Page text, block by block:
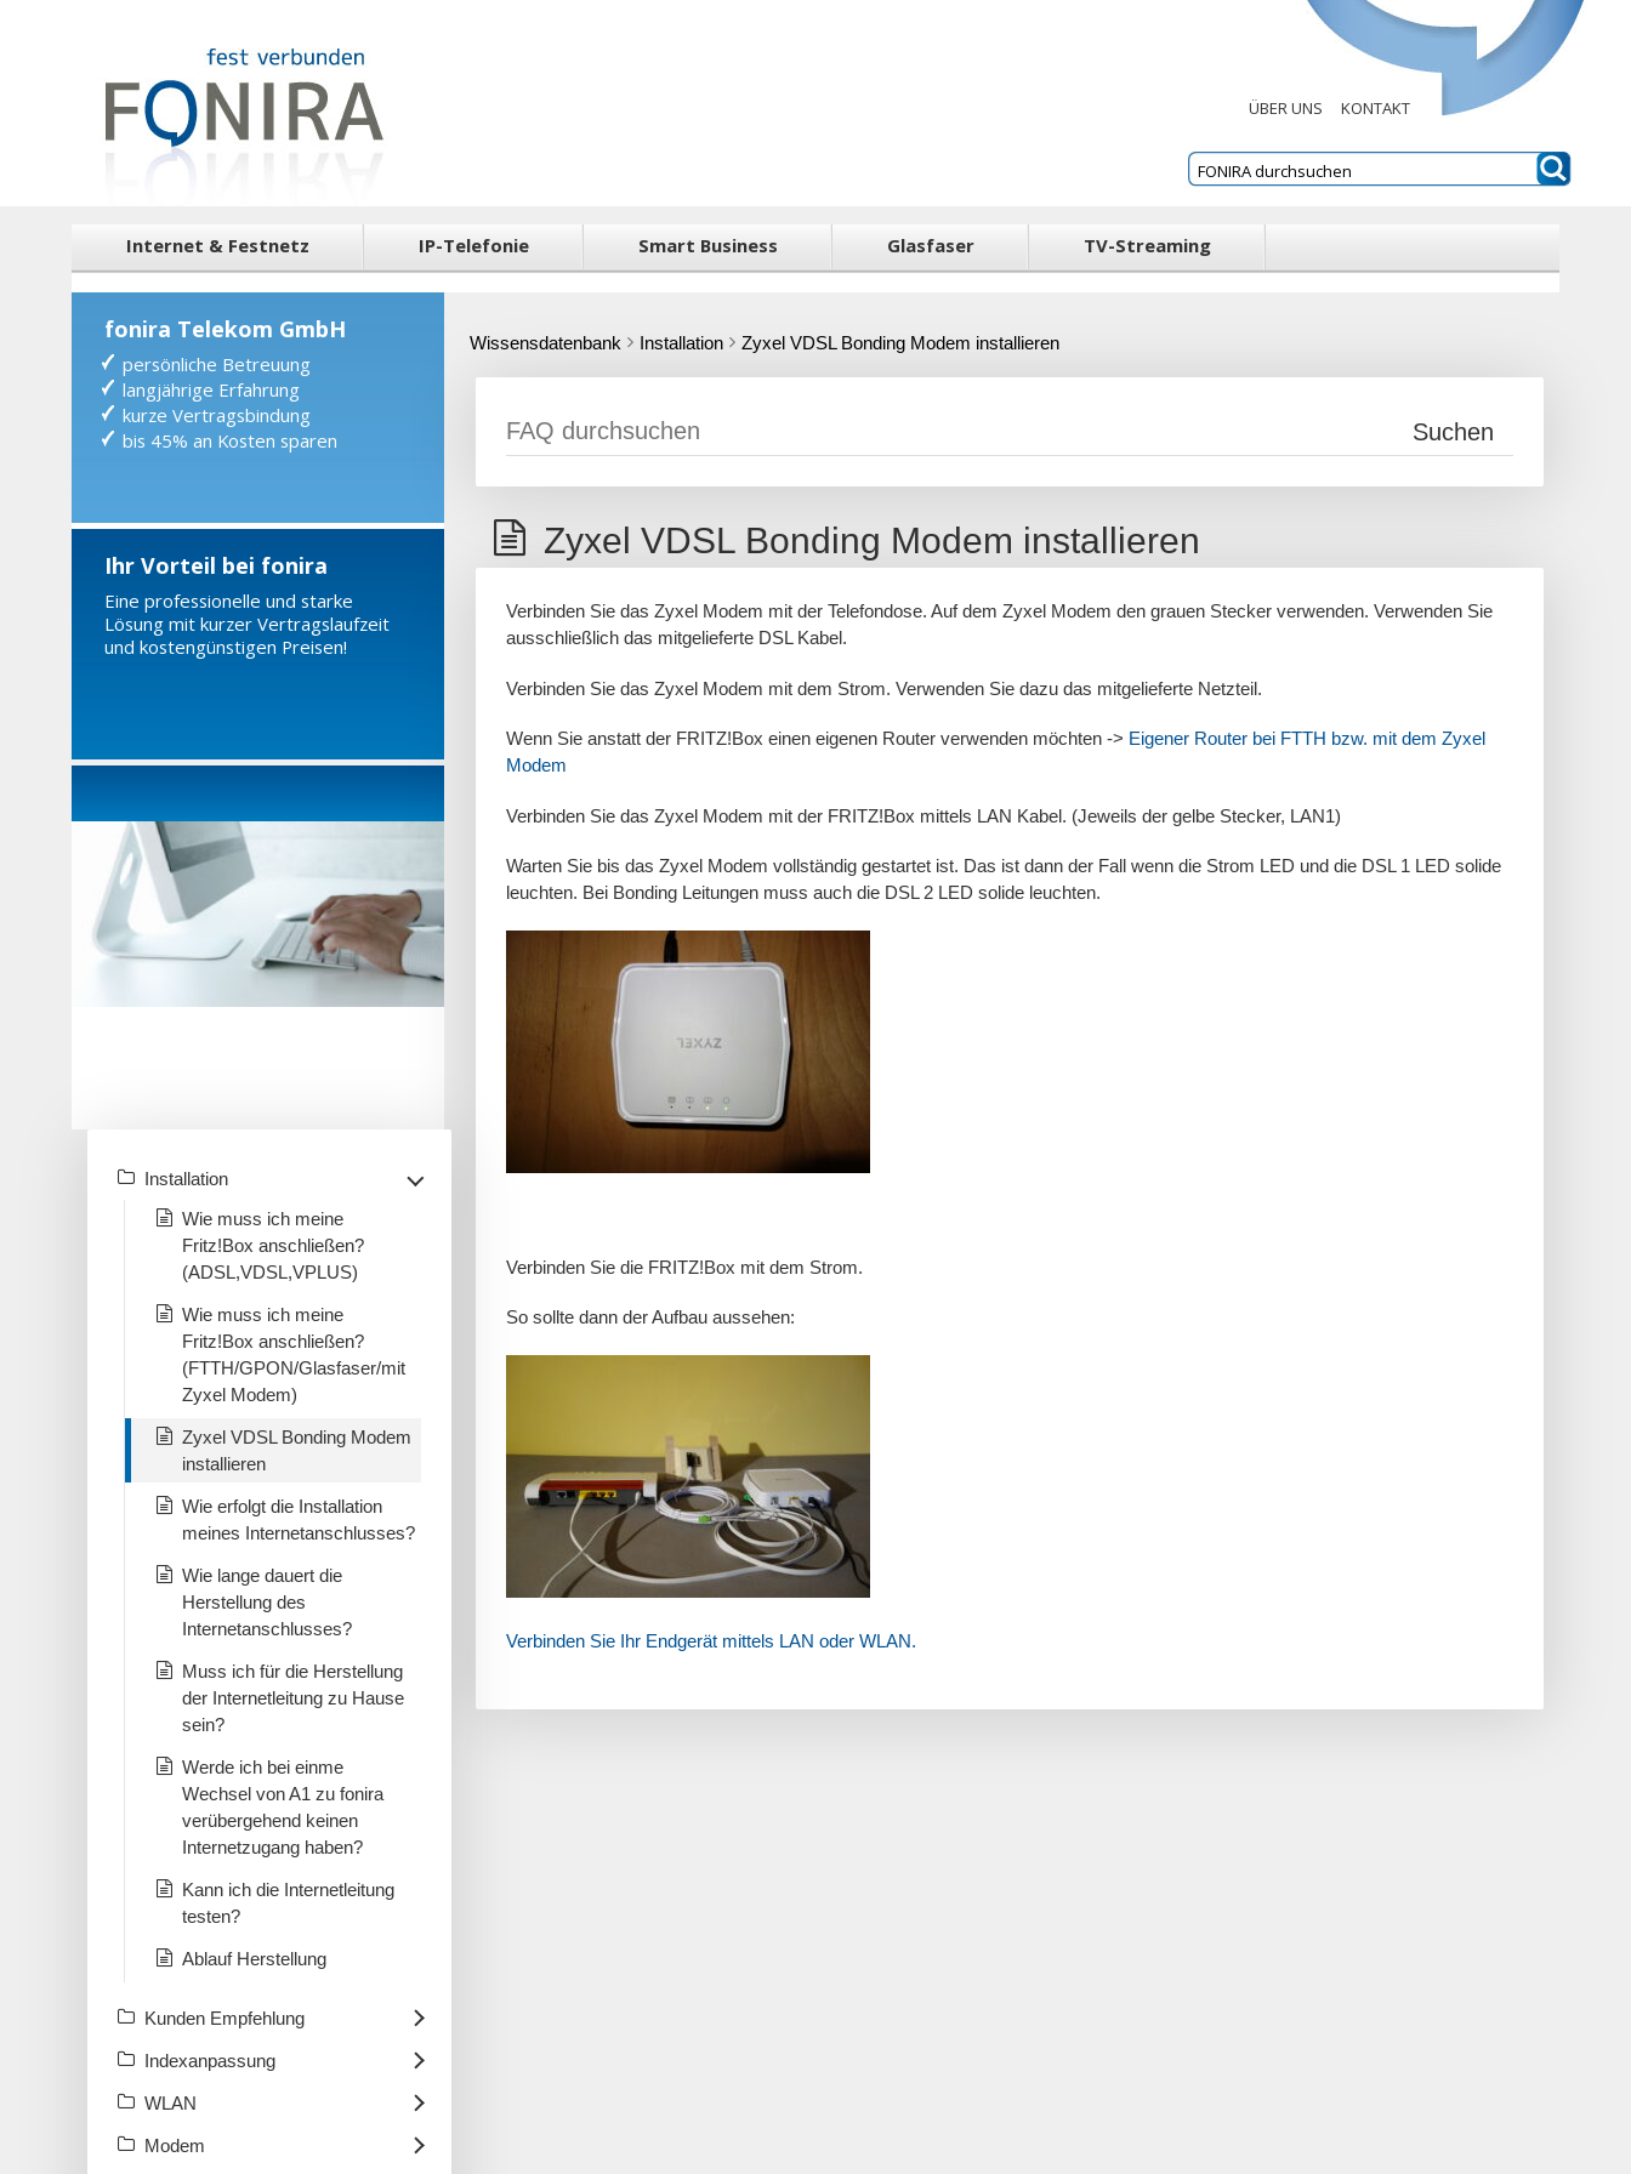
ÜBER UNS KONTAKT
Internet & Festnetz IP-Telefonie Smart Business Glasfaser TV-Streaming
fonira Telekom GmbH
persönliche Betreuung
langjährige Erfahrung
kurze Vertragsbindung
bis 45% an Kosten sparen
Ihr Vorteil bei fonira
Eine professionelle und starke
Lösung mit kurzer Vertragslaufzeit
und kostengünstigen Preisen!
Wissensdatenbank Installation Zyxel VDSL Bonding Modem installieren
Zyxel VDSL Bonding Modem installieren
Verbinden Sie das Zyxel Modem mit der Telefondose. Auf dem Zyxel Modem den grauen Stecker verwenden. Verwenden Sie
ausschließlich das mitgelieferte DSL Kabel.
Verbinden Sie das Zyxel Modem mit dem Strom. Verwenden Sie dazu das mitgelieferte Netzteil.
Wenn Sie anstatt der FRITZ!Box einen eigenen Router verwenden möchten -> Eigener Router bei FTTH bzw. mit dem Zyxel
Modem
Verbinden Sie das Zyxel Modem mit der FRITZ!Box mittels LAN Kabel. (Jeweils der gelbe Stecker, LAN1)
Warten Sie bis das Zyxel Modem vollständig gestartet ist. Das ist dann der Fall wenn die Strom LED und die DSL 1 LED solide
leuchten. Bei Bonding Leitungen muss auch die DSL 2 LED solide leuchten.
Verbinden Sie die FRITZ!Box mit dem Strom.
So sollte dann der Aufbau aussehen:
Verbinden Sie Ihr Endgerät mittels LAN oder WLAN.
Installation
Wie muss ich meine
Fritz!Box anschließen?
(ADSL,VDSL,VPLUS)
Wie muss ich meine
Fritz!Box anschließen?
(FTTH/GPON/Glasfaser/mit
Zyxel Modem)
Zyxel VDSL Bonding Modem
installieren
Wie erfolgt die Installation
meines Internetanschlusses?
Wie lange dauert die
Herstellung des
Internetanschlusses?
Muss ich für die Herstellung
der Internetleitung zu Hause
sein?
Werde ich bei einme
Wechsel von A1 zu fonira
verübergehend keinen
Internetzugang haben?
Kann ich die Internetleitung
testen?
Ablauf Herstellung
Kunden Empfehlung
Indexanpassung
WLAN
Modem